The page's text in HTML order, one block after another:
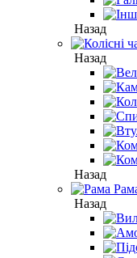
Назад
Назад
Назад
Назад